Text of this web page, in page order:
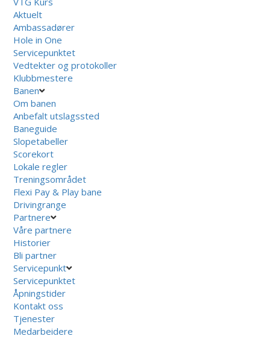
Aktuelt
Ambassadører
Hole in One
Servicepunktet
Vedtekter og protokoller
Klubbmestere
Banen
Om banen
Anbefalt utslagssted
Baneguide
Slopetabeller
Scorekort
Lokale regler
Treningsområdet
Flexi Pay & Play bane
Drivingrange
Partnere
Våre partnere
Historier
Bli partner
Servicepunkt
Servicepunktet
Åpningstider
Kontakt oss
Tjenester
Medarbeidere